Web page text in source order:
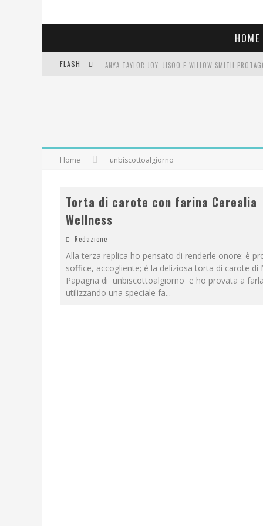
HOME
FLASH
COSA VEDIAMO QUESTA SERA? TE LO DICO IO:
Home unbiscottoalgiorno
Torta di carote con farina Cerealia
Wellness
Redazione
Alla terza replica ho pensato di renderle onore: è
soffice, accogliente; è la deliziosa torta di carote di
Papagna di unbiscottoalgiorno e ho provata a
utilizzando una speciale fa...